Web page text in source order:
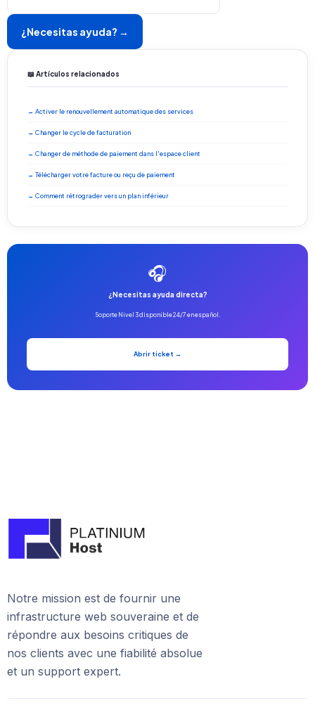
¿Necesitas ayuda? →
📖 Artículos relacionados
→ Activer le renouvellement automatique des services
→ Changer le cycle de facturation
→ Changer de méthode de paiement dans l'espace client
→ Télécharger votre facture ou reçu de paiement
→ Comment rétrograder vers un plan inférieur
🎧
¿Necesitas ayuda directa?
Soporte Nivel 3 disponible 24/7 en español.
Abrir ticket →
Notre mission est de fournir une
infrastructure web souveraine et de
répondre aux besoins critiques de
nos clients avec une fiabilité absolue
et un support expert.